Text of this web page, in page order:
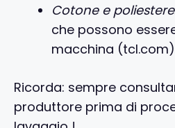
Cotone e poliestere
che possono
macchina (tcl.com)
Ricorda: sempre
produttore prima di